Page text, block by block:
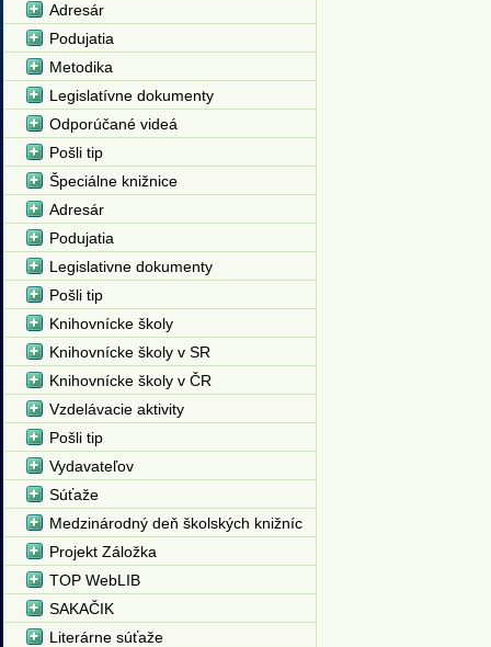
Adresár
Podujatia
Metodika
Legislatívne dokumenty
Odporúčané videá
Pošli tip
Špeciálne knižnice
Adresár
Podujatia
Legislativne dokumenty
Pošli tip
Knihovnícke školy
Knihovnícke školy v SR
Knihovnícke školy v ČR
Vzdelávacie aktivity
Pošli tip
Vydavateľov
Súťaže
Medzinárodný deň školských knižníc
Projekt Záložka
TOP WebLIB
SAKAČIK
Literárne súťaže